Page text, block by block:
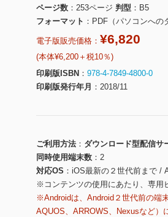
ページ数
253ページ 判型
B5
フォーマット
PDF（パソコンへの
電子版販売価格： ¥6,820
(本体¥6,200＋税10％)
印刷版ISBN
978-4-7849-4800-0
印刷版発行年月
2018/11
ご利用方法
ダウンロード型配信サ
同時使用端末数
2
対応OS
iOS最新の２世代前まで /
※コンテンツの使用にあたり、専用
※Androidは、Android２世代前の端
AQUOS、ARROWS、Nexusなど）